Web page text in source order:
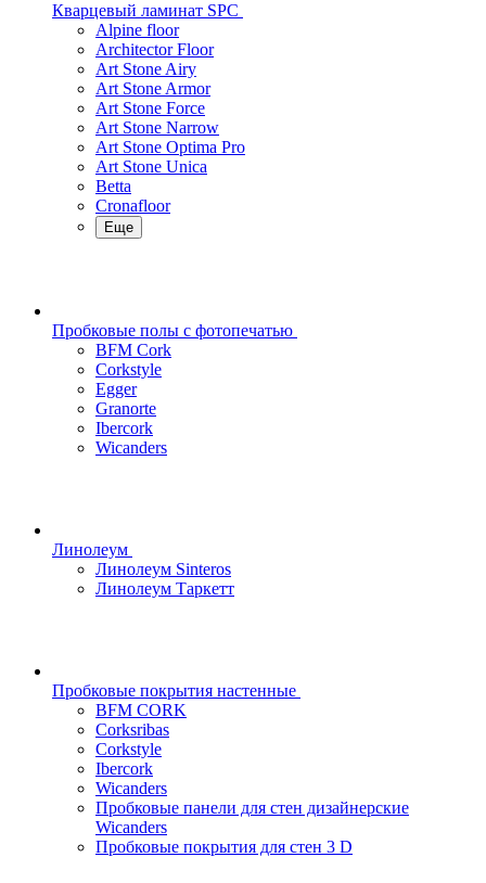
Кварцевый ламинат SPC
Alpine floor
Architector Floor
Art Stone Airy
Art Stone Armor
Art Stone Force
Art Stone Narrow
Art Stone Optima Pro
Art Stone Unica
Betta
Cronafloor
Еще
Пробковые полы с фотопечатью
BFM Cork
Corkstyle
Egger
Granorte
Ibercork
Wicanders
Линолеум
Линолеум Sinteros
Линолеум Таркетт
Пробковые покрытия настенные
BFM CORK
Corksribas
Corkstyle
Ibercork
Wicanders
Пробковые панели для стен дизайнерские
Wicanders
Пробковые покрытия для стен 3 D